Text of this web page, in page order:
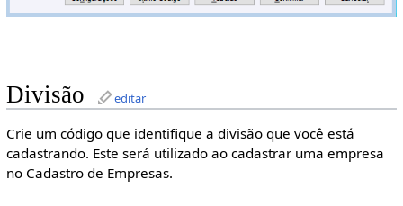
Divisão editar
Crie um código que identifique a divisão que você está
cadastrando. Este será utilizado ao cadastrar uma empresa
no Cadastro de Empresas.